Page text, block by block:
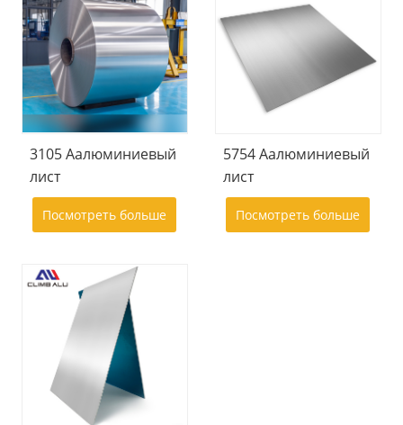
3105 Aалюминиевый
лист
Посмотреть больше
5754 Aалюминиевый
лист
Посмотреть больше